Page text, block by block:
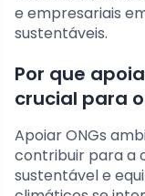
e empresariais
sustentáveis.
Por que
crucial para
Apoiar ONGs
contribuir para a
sustentável e